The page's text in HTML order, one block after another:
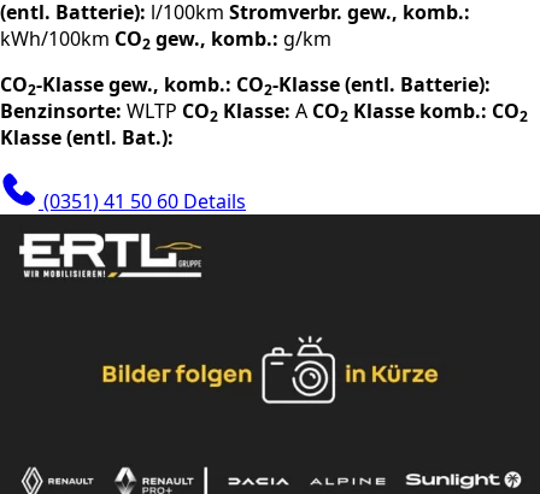
(entl. Batterie): l/100km Stromverbr. gew., komb.:
kWh/100km CO2 gew., komb.: g/km
CO2-Klasse gew., komb.: CO2-Klasse (entl. Batterie):
Benzinsorte: WLTP CO2 Klasse: A CO2 Klasse komb.: CO2
Klasse (entl. Bat.):
(0351) 41 50 60 Details